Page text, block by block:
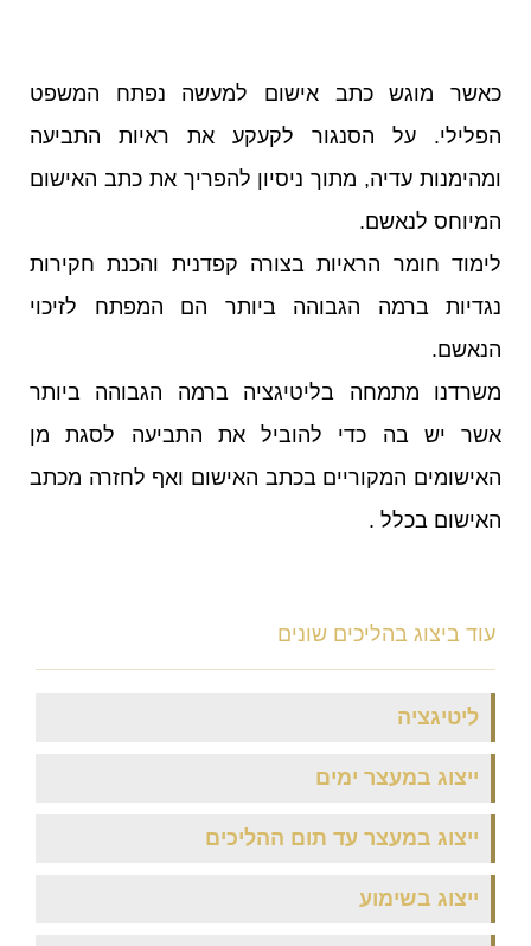
כאשר מוגש כתב אישום למעשה נפתח המשפט
הפלילי. על הסנגור לקעקע את ראיות התביעה
ומהימנות עדיה, מתוך ניסיון להפריך את כתב האישום
המיוחס לנאשם.
לימוד חומר הראיות בצורה קפדנית והכנת חקירות
נגדיות ברמה הגבוהה ביותר הם המפתח לזיכוי
הנאשם.
משרדנו מתמחה בליטיגציה ברמה הגבוהה ביותר
אשר יש בה כדי להוביל את התביעה לסגת מן
האישומים המקוריים בכתב האישום ואף לחזרה מכתב
האישום בכלל .
עוד ביצוג בהליכים שונים
ליטיגציה
ייצוג במעצר ימים
ייצוג במעצר עד תום ההליכים
ייצוג בשימוע